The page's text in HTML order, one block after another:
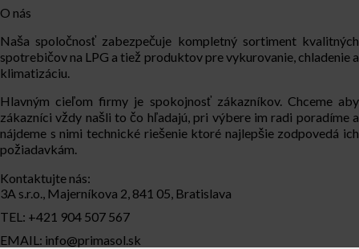
O nás
Naša spoločnosť zabezpečuje kompletný sortiment kvalitných
spotrebičov na LPG a tiež produktov pre vykurovanie, chladenie a
klimatizáciu.
Hlavným cieľom firmy je spokojnosť zákazníkov. Chceme aby
zákazníci vždy našli to čo hľadajú, pri výbere im radi poradíme a
nájdeme s nimi technické riešenie ktoré najlepšie zodpovedá ich
požiadavkám.
Kontaktujte nás:
3A s.r.o., Majerníkova 2, 841 05, Bratislava
TEL: +421 904 507 567
EMAIL: info@primasol.sk